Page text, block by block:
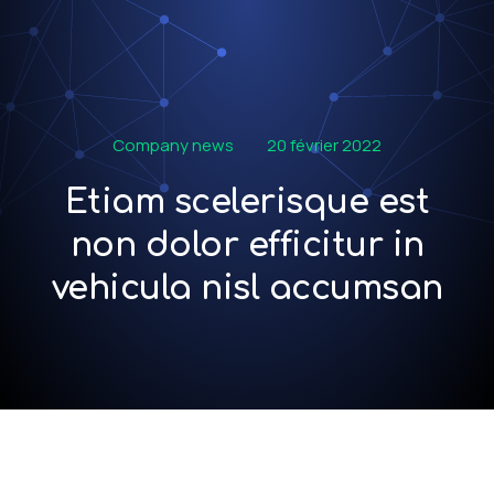
Company news 20 février 2022
Etiam scelerisque est
non dolor efficitur in
vehicula nisl accumsan